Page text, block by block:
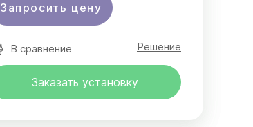
Запросить цену
В сравнение Решение
Заказать установку